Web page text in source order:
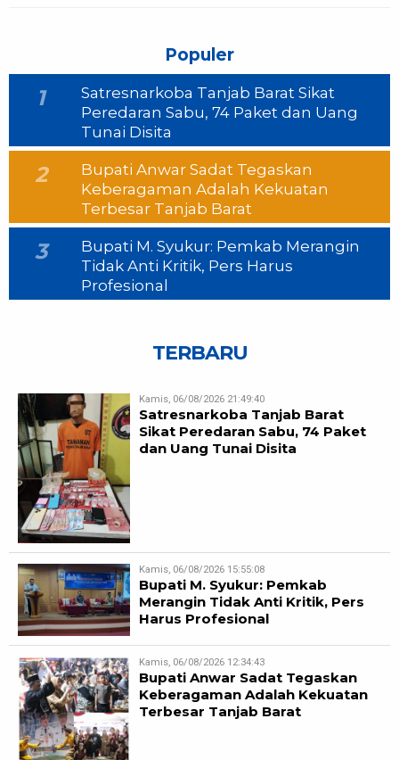
Populer
1
Satresnarkoba Tanjab Barat Sikat
Peredaran Sabu, 74 Paket dan Uang
Tunai Disita
2
Bupati Anwar Sadat Tegaskan
Keberagaman Adalah Kekuatan
Terbesar Tanjab Barat
3
Bupati M. Syukur: Pemkab Merangin
Tidak Anti Kritik, Pers Harus
Profesional
TERBARU
Kamis, 06/08/2026 21:49:40
Satresnarkoba Tanjab Barat
Sikat Peredaran Sabu, 74 Paket
dan Uang Tunai Disita
Kamis, 06/08/2026 15:55:08
Bupati M. Syukur: Pemkab
Merangin Tidak Anti Kritik, Pers
Harus Profesional
Kamis, 06/08/2026 12:34:43
Bupati Anwar Sadat Tegaskan
Keberagaman Adalah Kekuatan
Terbesar Tanjab Barat